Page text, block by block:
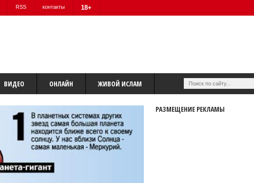
RSS контакты 18+
ВИДЕО ОНЛАЙН ЖИВОЙ ИСЛАМ
РАЗМЕЩЕНИЕ РЕКЛАМЫ